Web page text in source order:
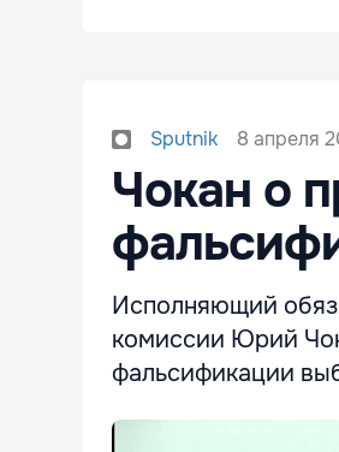
Sputnik 8 апреля
Чокан о
Исполняющий
комиссии Юрий
фальсификации